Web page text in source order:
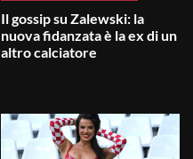
Il gossip su Zalewski: la
nuova fidanzata è la ex di un
altro calciatore